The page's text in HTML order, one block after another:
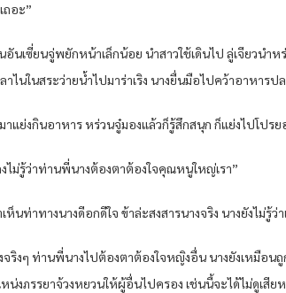
ถอะ”
นเซี่ยนจู่พยักหน้าเล็กน้อย นำสาวใช้เดินไป ลู่เจียวนำ
ไนในสระว่ายน้ำไปมาร่าเริง นางยื่นมือไปคว้าอาหารป
แย่งกินอาหาร หร่วนจู๋มองแล้วก็รู้สึกสนุก ก็แย่งไปโปร
ไม่รู้ว่าท่านพี่นางต้องตาต้องใจคุณหนูใหญ่เรา”
เห็นท่าทางนางดีอกดีใจ ข้าล่ะสงสารนางจริง นางยังไ
จริงๆ ท่านพี่นางไปต้องตาต้องใจหญิงอื่น นางยังเหมือ
น่งภรรยาจ้วงหยวนให้ผู้อื่นไปครอง เช่นนี้จะได้ไม่ดูเสีย